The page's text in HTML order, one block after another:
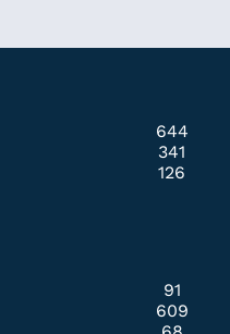
644
341
126
91
609